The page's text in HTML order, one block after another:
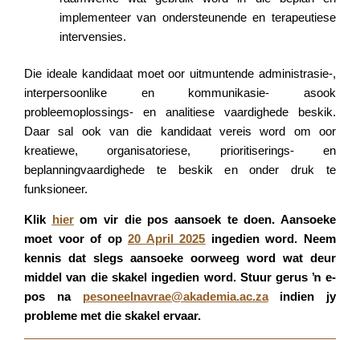
implementeer van ondersteunende en terapeutiese
intervensies.
Die ideale kandidaat moet oor uitmuntende administrasie-,
interpersoonlike en kommunikasie- asook
probleemoplossings- en analitiese vaardighede beskik.
Daar sal ook van die kandidaat vereis word om oor
kreatiewe, organisatoriese, prioritiserings- en
beplanningvaardighede te beskik en onder druk te
funksioneer.
Klik hierom vir die pos aansoek te doen. Aansoeke
moet voor of op20 April 2025 ingedien word. Neem
kennis dat slegs aansoeke oorweeg word wat deur
middel van die skakel ingedien word. Stuur gerus ŉ e-
pos na pesoneelnavrae@akademia.ac.zaindien jy
probleme met die skakel ervaar.